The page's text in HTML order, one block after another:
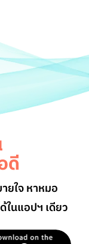
ดี
ยใจ หาหมอ
ในแอปฯ เดียว